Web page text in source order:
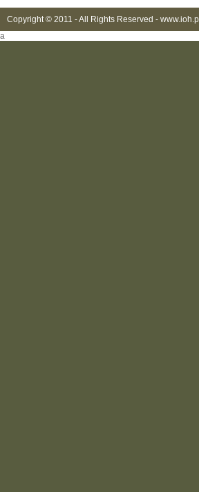
Copyright © 2011 - All Rights Reserved -
a